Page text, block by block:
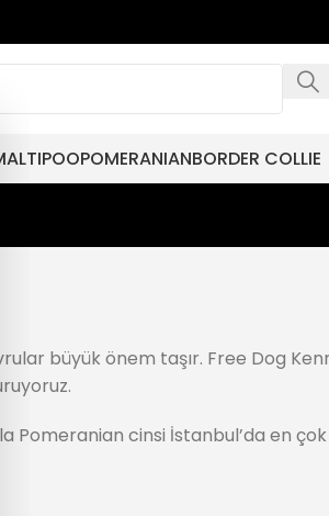
POMERANIANBORDER COLLIE
büyük önem taşır. Free Dog
Pomeranian cinsi İstanbul’da en